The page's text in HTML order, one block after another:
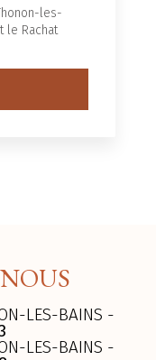
les-
le Rachat
LES-BAINS -
LES-BAINS -